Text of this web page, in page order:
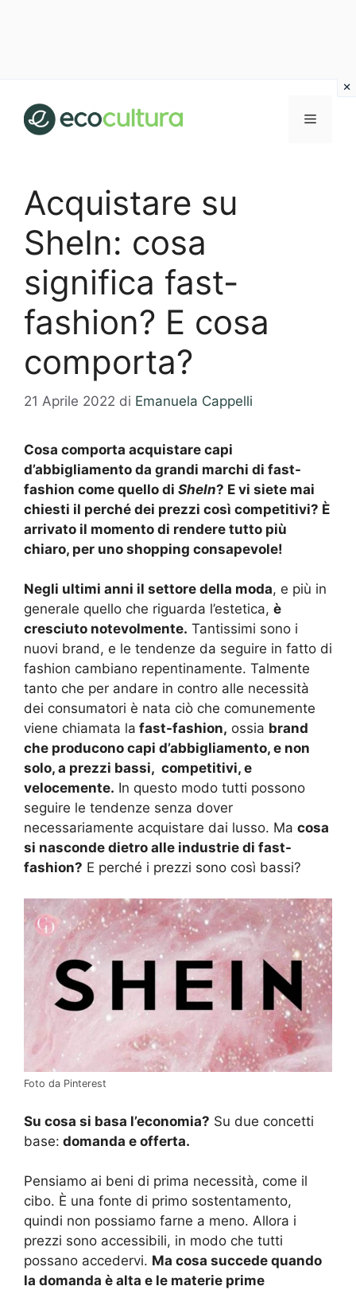
contenuto
MENU
Acquistare su
SheIn: cosa
significa fast-
fashion? E cosa
comporta?
21 Aprile 2022 di Emanuela Cappelli
Cosa comporta acquistare capi
d’abbigliamento da grandi marchi di fast-
fashion come quello di SheIn? E vi siete mai
chiesti il perché dei prezzi così competitivi? È
arrivato il momento di rendere tutto più
chiaro, per uno shopping consapevole!
Negli ultimi anni il settore della moda, e più in
generale quello che riguarda l’estetica, è
cresciuto notevolmente. Tantissimi sono i
nuovi brand, e le tendenze da seguire in fatto di
fashion cambiano repentinamente. Talmente
tanto che per andare in contro alle necessità
dei consumatori è nata ciò che comunemente
viene chiamata la fast-fashion, ossia brand
che producono capi d’abbigliamento, e non
solo, a prezzi bassi, competitivi, e
velocemente. In questo modo tutti possono
seguire le tendenze senza dover
necessariamente acquistare dai lusso. Ma cosa
si nasconde dietro alle industrie di fast-
fashion? E perché i prezzi sono così bassi?
Foto da Pinterest
Su cosa si basa l’economia? Su due concetti
base: domanda e offerta.
Pensiamo ai beni di prima necessità, come il
cibo. È una fonte di primo sostentamento,
quindi non possiamo farne a meno. Allora i
prezzi sono accessibili, in modo che tutti
possano accedervi. Ma cosa succede quando
la domanda è alta e le materie prime